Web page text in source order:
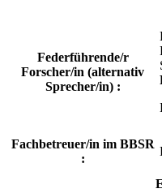
Federführende/r
Forscher/in (alternativ
Sprecher/in) :
Fachbetreuer/in im BBSR
: